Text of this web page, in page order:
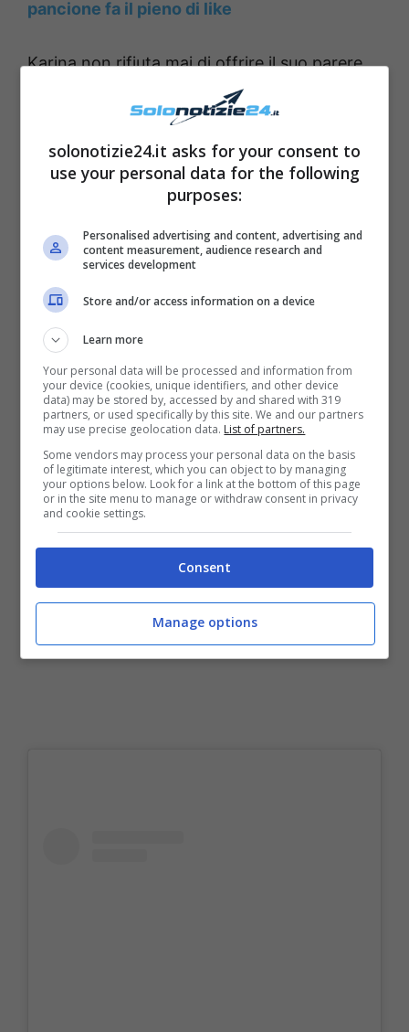
pancione fa il pieno di like
Karina non rifiuta mai di offrire il suo parere,
ma in linea di massima preferisce utilizzare la
propria pagina per pubblicizzare qualcosa o
per dare consigli di make up o vestiario. In
uno degli ultimi video mostra alle fan la
differenza tra un look acqua e sapone e uno
decisamente più aggressivo. La differenza tra
il prima ed il dopo in effetti è strabiliante,
tanto da farla sembrare una persona
differente. A commento del video Karina
ringrazia truccatrici e acconciatori e
commenta ironicamente: “Quando ti guardi
allo specchio e dici dove vado così??????”.
solonotizie24.it asks for your consent to
use your personal data for the following
purposes:
Personalised advertising and content, advertising and
content measurement, audience research and
services development
Store and/or access information on a device
Learn more
Your personal data will be processed and information from
your device (cookies, unique identifiers, and other device
data) may be stored by, accessed by and shared with 319
partners, or used specifically by this site. We and our partners
may use precise geolocation data. List of partners.
Some vendors may process your personal data on the basis
of legitimate interest, which you can object to by managing
your options below. Look for a link at the bottom of this page
or in the site menu to manage or withdraw consent in privacy
and cookie settings.
Consent
Manage options